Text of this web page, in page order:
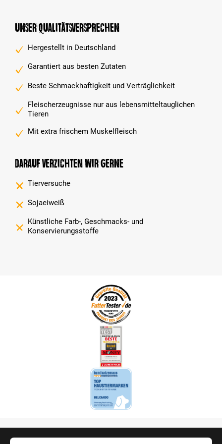
Unser Qualitätsversprechen
Hergestellt in Deutschland
Garantiert aus besten Zutaten
Beste Schmackhaftigkeit und Verträglichkeit
Fleischerzeugnisse nur aus lebensmitteltauglichen
Tieren
Mit extra frischem Muskelfleisch
Darauf verzichten wir gerne
Tierversuche
Sojaeiweiß
Künstliche Farb-, Geschmacks- und
Konservierungsstoffe